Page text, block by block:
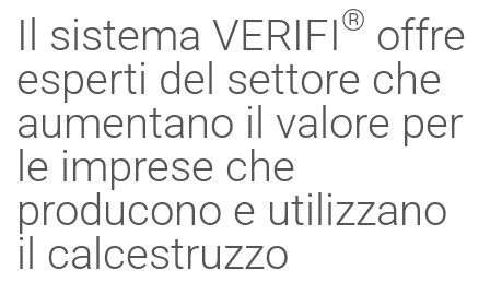
Il sistema VERIFI® offre
esperti del settore che
aumentano il valore per
le imprese che
producono e utilizzano
il calcestruzzo